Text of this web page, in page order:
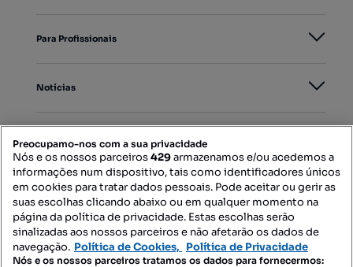
Para Profissionais
Notícias
Mapa do Site
Contacte-nos
Preocupamo-nos com a sua privacidade
Nós e os nossos parceiros429armazenamos e/ou acedemos a
informações num dispositivo, tais como identificadores únicos
em cookies para tratar dados pessoais. Pode aceitar ou gerir as
suas escolhas clicando abaixo ou em qualquer momento na
página da política de privacidade. Estas escolhas serão
sinalizadas aos nossos parceiros e não afetarão os dados de
navegação. Política de Cookies, Política de Privacidade
Nós e os nossos parceiros tratamos os dados para fornecermos: